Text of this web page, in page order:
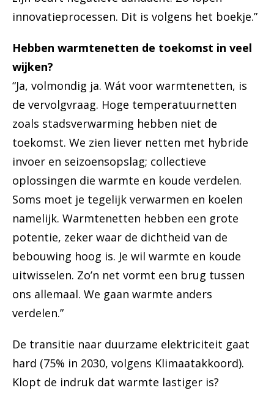
innovatieprocessen. Dit is volgens het boekje.”
Hebben warmtenetten de toekomst in veel
wijken?
“Ja, volmondig ja. Wát voor warmtenetten, is
de vervolgvraag. Hoge temperatuurnetten
zoals stadsverwarming hebben niet de
toekomst. We zien liever netten met hybride
invoer en seizoensopslag; collectieve
oplossingen die warmte en koude verdelen.
Soms moet je tegelijk verwarmen en koelen
namelijk. Warmtenetten hebben een grote
potentie, zeker waar de dichtheid van de
bebouwing hoog is. Je wil warmte en koude
uitwisselen. Zo’n net vormt een brug tussen
ons allemaal. We gaan warmte anders
verdelen.”
De transitie naar duurzame elektriciteit gaat
hard (75% in 2030, volgens Klimaatakkoord).
Klopt de indruk dat warmte lastiger is?